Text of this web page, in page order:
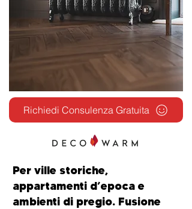
Richiedi Consulenza Gratuita
Per ville storiche,
appartamenti d’epoca e
ambienti di pregio. Fusione